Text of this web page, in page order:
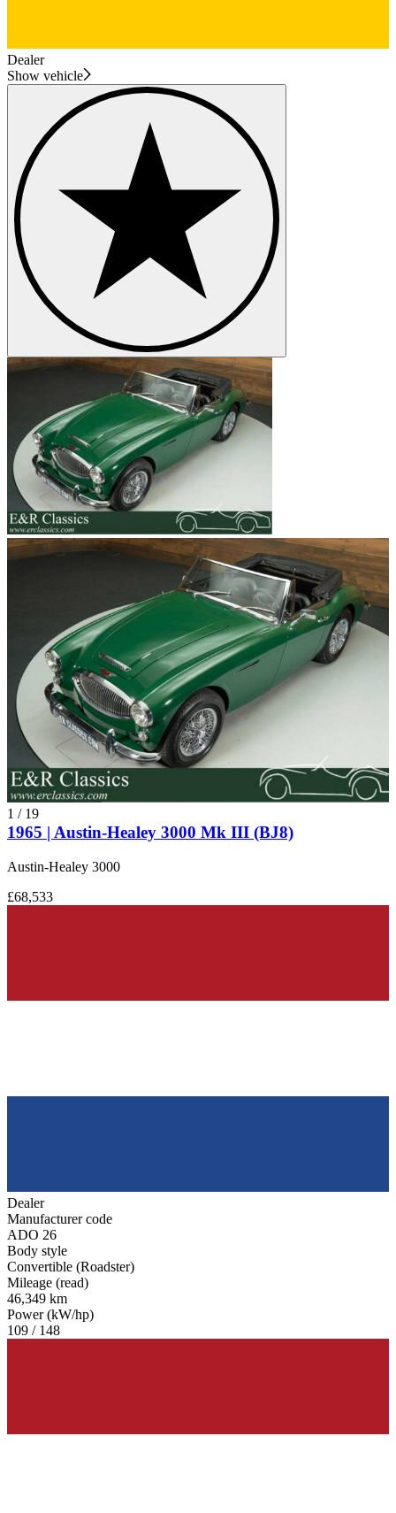
Dealer
Show vehicle
1 / 19
1965 | Austin-Healey 3000 Mk III (BJ8)
Austin-Healey 3000
£68,533
Dealer
Manufacturer code
ADO 26
Body style
Convertible (Roadster)
Mileage (read)
46,349 km
Power (kW/hp)
109 / 148